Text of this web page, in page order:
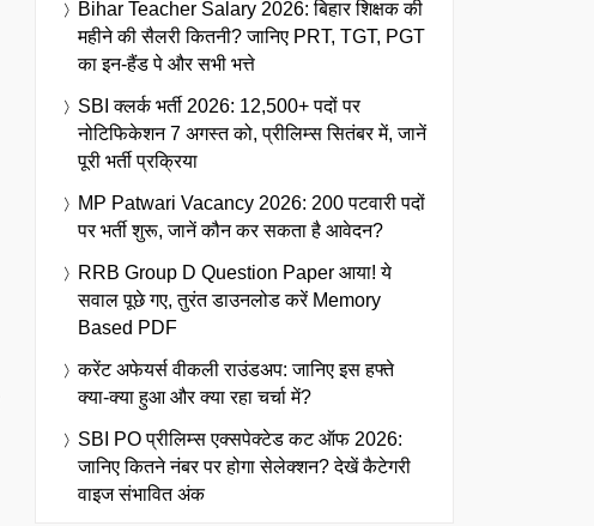
Bihar Teacher Salary 2026: बिहार शिक्षक की
महीने की सैलरी कितनी? जानिए PRT, TGT, PGT
का इन-हैंड पे और सभी भत्ते
SBI क्लर्क भर्ती 2026: 12,500+ पदों पर
नोटिफिकेशन 7 अगस्त को, प्रीलिम्स सितंबर में, जानें
पूरी भर्ती प्रक्रिया
MP Patwari Vacancy 2026: 200 पटवारी पदों
पर भर्ती शुरू, जानें कौन कर सकता है आवेदन?
RRB Group D Question Paper आया! ये
सवाल पूछे गए, तुरंत डाउनलोड करें Memory
Based PDF
करेंट अफेयर्स वीकली राउंडअप: जानिए इस हफ्ते
क्या-क्या हुआ और क्या रहा चर्चा में?
SBI PO प्रीलिम्स एक्सपेक्टेड कट ऑफ 2026:
जानिए कितने नंबर पर होगा सेलेक्शन? देखें कैटेगरी
वाइज संभावित अंक